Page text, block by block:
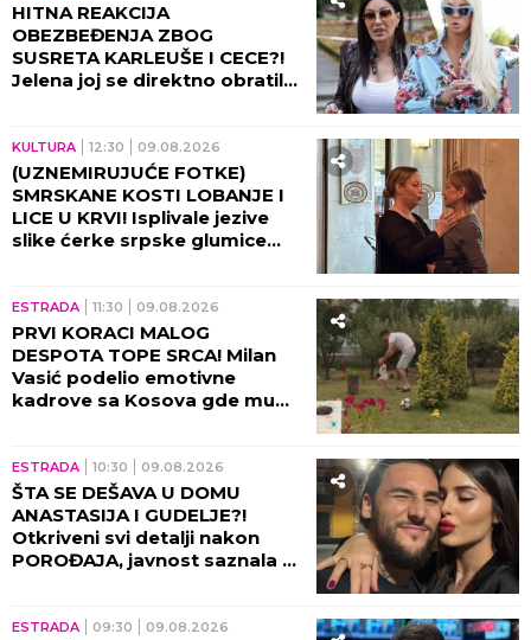
HITNA REAKCIJA
OBEZBEĐENJA ZBOG
SUSRETA KARLEUŠE I CECE?!
Jelena joj se direktno obratila,
KULTURA 12:30 09.08.2026
(UZNEMIRUJUĆE FOTKE)
SMRSKANE KOSTI LOBANJE I
LICE U KRVI! Isplivale jezive
slike ćerke srpske glumice
ESTRADA 11:30 09.08.2026
PRVI KORACI MALOG
DESPOTA TOPE SRCA! Milan
Vasić podelio emotivne
kadrove sa Kosova gde mu
ESTRADA 10:30 09.08.2026
ŠTA SE DEŠAVA U DOMU
ANASTASIJA I GUDELJE?!
Otkriveni svi detalji nakon
POROĐAJA, javnost saznala u
ESTRADA 09:30 09.08.2026